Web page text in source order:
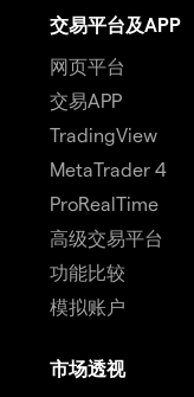
交易平台及APP
网页平台
交易APP
TradingView
MetaTrader 4
ProRealTime
高级交易平台
功能比较
模拟账户
市场透视